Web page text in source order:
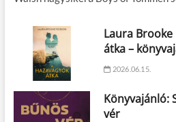
Laura Brooke
átka –
2026.06.15.
Könyvajánló:
vér